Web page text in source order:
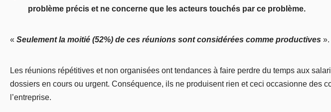
problème précis et ne concerne que les acteurs touchés par ce problème.
« Seulement la moitié (52%) de ces réunions sont considérées comme productives ».
Les réunions répétitives et non organisées ont tendances à faire perdre du temps aux
dossiers en cours ou urgent. Conséquence, ils ne produisent rien et ceci occasionne des
l’entreprise.